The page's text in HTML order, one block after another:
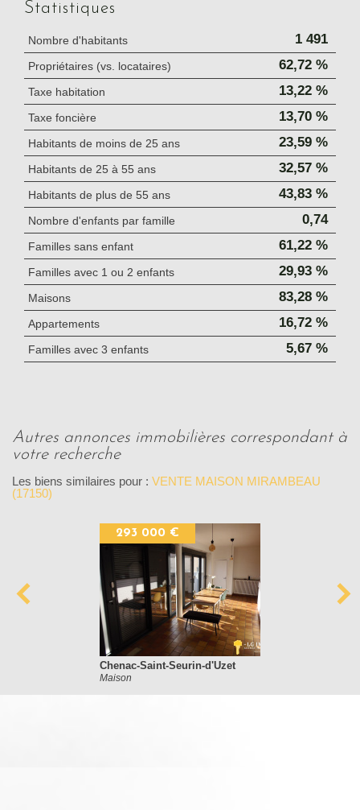
Statistiques
Nombre d'habitants 1 491
Propriétaires (vs. locataires) 62,72 %
Taxe habitation 13,22 %
Taxe foncière 13,70 %
Habitants de moins de 25 ans 23,59 %
Habitants de 25 à 55 ans 32,57 %
Habitants de plus de 55 ans 43,83 %
Nombre d'enfants par famille 0,74
Familles sans enfant 61,22 %
Familles avec 1 ou 2 enfants 29,93 %
Maisons 83,28 %
Appartements 16,72 %
Familles avec 3 enfants 5,67 %
autres annonces immobilières correspondant à
votre recherche
Les biens similaires pour : VENTE MAISON MIRAMBEAU
(17150)
293 000 €
Chenac-Saint-Seurin-d'Uzet
Maison